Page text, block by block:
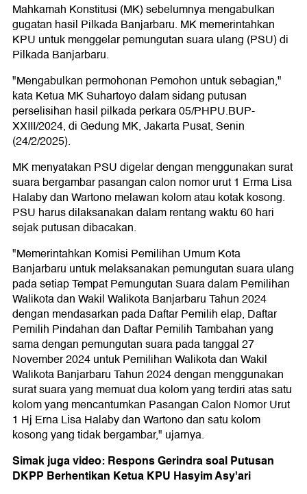
Mahkamah Konstitusi (MK) sebelumnya mengabulkan
gugatan hasil Pilkada Banjarbaru. MK memerintahkan
KPU untuk menggelar pemungutan suara ulang (PSU) di
Pilkada Banjarbaru.
"Mengabulkan permohonan Pemohon untuk sebagian,"
kata Ketua MK Suhartoyo dalam sidang putusan
perselisihan hasil pilkada perkara 05/PHPU.BUP-
XXIII/2024, di Gedung MK, Jakarta Pusat, Senin
(24/2/2025).
MK menyatakan PSU digelar dengan menggunakan surat
suara bergambar pasangan calon nomor urut 1 Erma Lisa
Halaby dan Wartono melawan kolom atau kotak kosong.
PSU harus dilaksanakan dalam rentang waktu 60 hari
sejak putusan dibacakan.
"Memerintahkan Komisi Pemilihan Umum Kota
Banjarbaru untuk melaksanakan pemungutan suara ulang
pada setiap Tempat Pemungutan Suara dalam Pemilihan
Walikota dan Wakil Walikota Banjarbaru Tahun 2024
dengan mendasarkan pada Daftar Pemilih elap, Daftar
Pemilih Pindahan dan Daftar Pemilih Tambahan yang
sama dengan pemungutan suara pada tanggal 27
November 2024 untuk Pemilihan Walikota dan Wakil
Walikota Banjarbaru Tahun 2024 dengan menggunakan
surat suara yang memuat dua kolom yang terdiri atas satu
kolom yang mencantumkan Pasangan Calon Nomor Urut
1 Hj Erna Lisa Halaby dan Wartono dan satu kolom
kosong yang tidak bergambar," ujarnya.
Simak juga video: Respons Gerindra soal Putusan
DKPP Berhentikan Ketua KPU Hasyim Asy'ari